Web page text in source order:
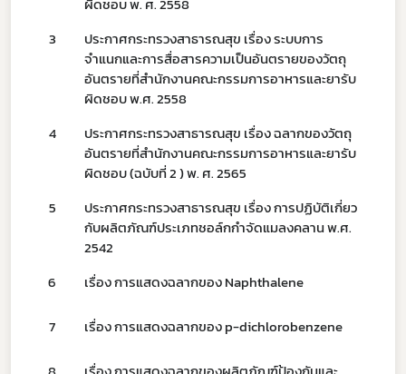
ผิดชอบ พ. ศ. 2558
3
ประกาศกระทรวงสาธารณสุข เรื่อง ระบบการ
จําแนกและการสื่อสารความเป็นอันตรายของวัตถุ
อันตรายที่สํานักงานคณะกรรมการอาหารและยารับ
ผิดชอบ พ.ศ. 2558
4
ประกาศกระทรวงสาธารณสุข เรื่อง ฉลากของวัตถุ
อันตรายที่สำนักงานคณะกรรมการอาหารและยารับ
ผิดชอบ (ฉบับที่ 2 ) พ. ศ. 2565
5
ประกาศกระทรวงสาธารณสุข เรื่อง การปฏิบัติเกี่ยว
กับผลิตภัณฑ์ประเภทชอล์กกำจัดแมลงคลาน พ.ศ.
2542
6 เรื่อง การแสดงฉลากของ Naphthalene
7 เรื่อง การแสดงฉลากของ p-dichlorobenzene
Subscribe
เลือกหัวข้อที่ท่านต้องการ Subscribe
covid
ผู้ประกอบการณ์
พรบ